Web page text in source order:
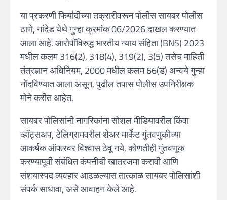
या प्रकरणी फिर्यादीच्या तक्रारीवरून पोलीस सायबर पोलीस
ठाणे, नांदेड येथे गुन्हा क्रमांक 06/2026 दाखल करण्यात
आला आहे. आरोपींविरुद्ध भारतीय न्याय संहिता (BNS) 2023
मधील कलम 316(2), 318(4), 319(2), 3(5) तसेच माहिती
तंत्रज्ञान अधिनियम, 2000 मधील कलम 66(ड) अन्वये गुन्हा
नोंदविण्यात आला असून, पुढील तपास पोलीस उपनिरीक्षक
मोने करीत आहेत.
सायबर पोलिसांनी नागरिकांना सोशल मीडियावरील किंवा
व्हॉट्सअप, टेलिग्रामवरील शेअर मार्केट गुंतवणुकीच्या
आकर्षक ऑफरवर विश्वास ठेवू नये, कोणतीही गुंतवणूक
करण्यापूर्वी संबंधित कंपनीची खातरजमा करावी आणि
संशयास्पद व्यवहार आढळल्यास तात्काळ सायबर पोलिसांशी
संपर्क साधावा, असे आवाहन केले आहे.